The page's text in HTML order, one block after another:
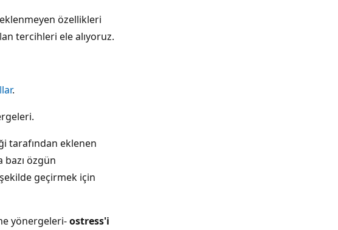
özellikleri
tercihleri ele alıyoruz.
.
tarafından eklenen
bazı özgün
geçirmek için
yönergeleri-ostress'i